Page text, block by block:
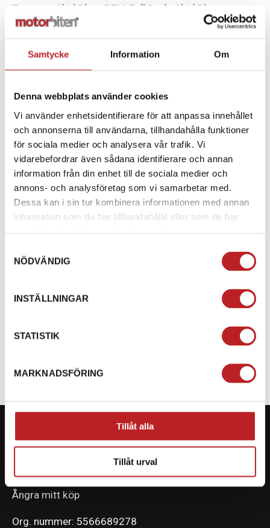
Samtycke Information Om
Denna webbplats använder cookies
Vi använder enhetsidentifierare för att anpassa innehållet
och annonserna till användarna, tillhandahålla funktioner
för sociala medier och analysera vår trafik. Vi
vidarebefordrar även sådana identifierare och annan
information från din enhet till de sociala medier och
annons- och analysföretag som vi samarbetar med.
Dessa kan i sin tur kombinera informationen med annan
information som du har tillhandahållit eller som de har
NÖDVÄNDIG
INSTÄLLNINGAR
STATISTIK
MARKNADSFÖRING
Tillåt alla
Tillåt urval
Extreme Skid Plate REV-
XM, XS Orange Crush
1 990,00 kr
4-10 dagar
Lägg i varukorg
Full Body Skid Plate
REV-XM, XS White
2 190,00 kr
Lägg i varukorg
Full Body Skid Plate
1007253860200287
4-10 dagar
Ångra mitt köp
Org. nummer: 5566689278